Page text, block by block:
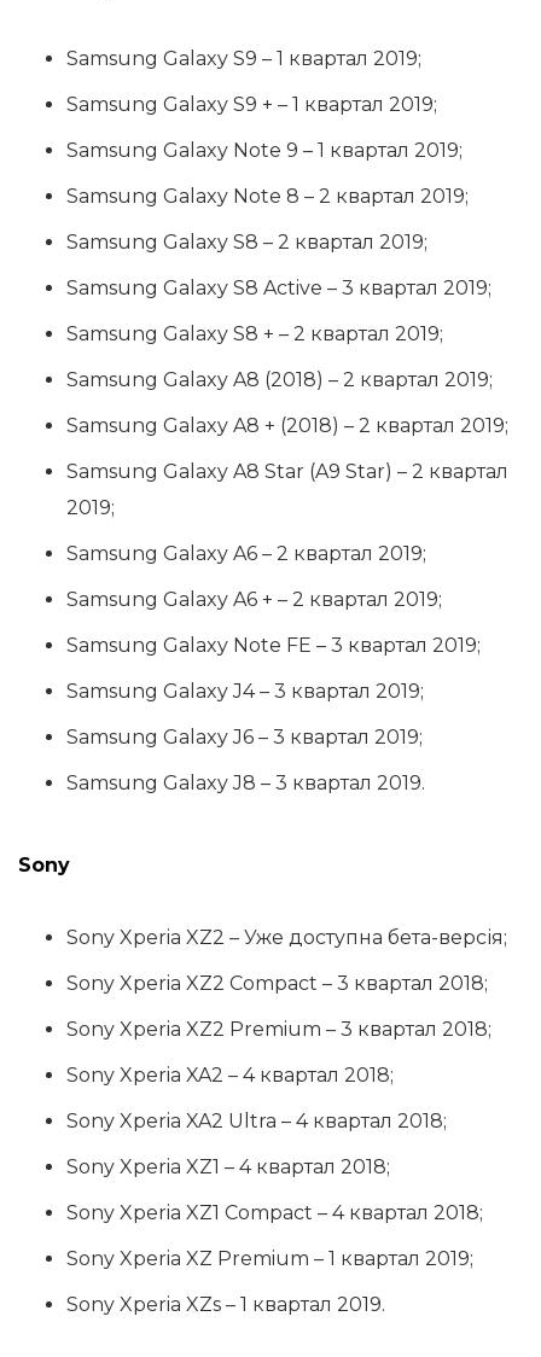
Samsung Galaxy S9 – 1 квартал 2019;
Samsung Galaxy S9 + – 1 квартал 2019;
Samsung Galaxy Note 9 – 1 квартал 2019;
Samsung Galaxy Note 8 – 2 квартал 2019;
Samsung Galaxy S8 – 2 квартал 2019;
Samsung Galaxy S8 Active – 3 квартал 2019;
Samsung Galaxy S8 + – 2 квартал 2019;
Samsung Galaxy A8 (2018) – 2 квартал 2019;
Samsung Galaxy A8 + (2018) – 2 квартал 2019;
Samsung Galaxy A8 Star (A9 Star) – 2 квартал
2019;
Samsung Galaxy A6 – 2 квартал 2019;
Samsung Galaxy A6 + – 2 квартал 2019;
Samsung Galaxy Note FE – 3 квартал 2019;
Samsung Galaxy J4 – 3 квартал 2019;
Samsung Galaxy J6 – 3 квартал 2019;
Samsung Galaxy J8 – 3 квартал 2019.
Sony
Sony Xperia XZ2 – Уже доступна бета-версія;
Sony Xperia XZ2 Compact – 3 квартал 2018;
Sony Xperia XZ2 Premium – 3 квартал 2018;
Sony Xperia XA2 – 4 квартал 2018;
Sony Xperia XA2 Ultra – 4 квартал 2018;
Sony Xperia XZ1 – 4 квартал 2018;
Sony Xperia XZ1 Compact – 4 квартал 2018;
Sony Xperia XZ Premium – 1 квартал 2019;
Sony Xperia XZs – 1 квартал 2019.